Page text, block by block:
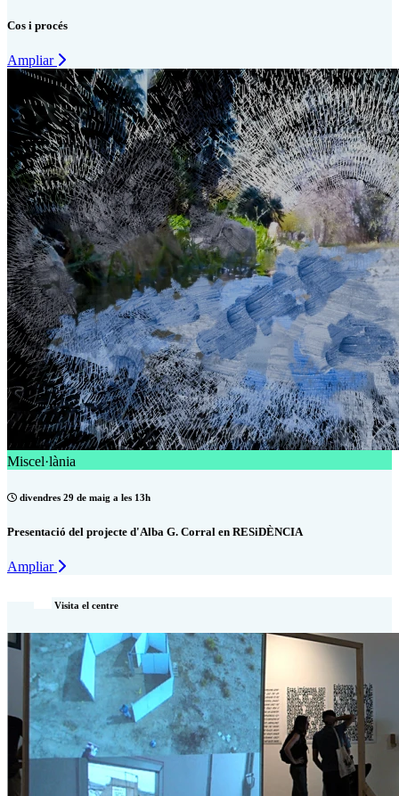
Cos i procés
Ampliar
Miscel·lània
divendres 29 de maig a les 13h
Presentació del projecte d'Alba G. Corral en RESiDÈNCIA
Ampliar
Visita el centre